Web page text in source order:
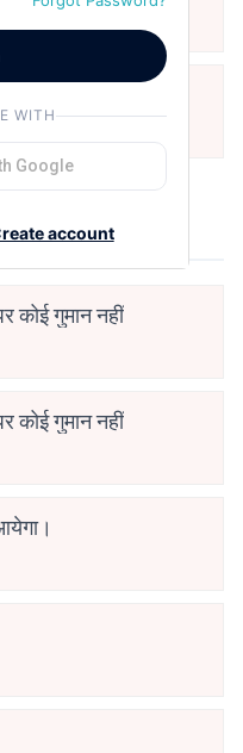
कोई गुमान नहीं
कोई गुमान नहीं
WITH
Google
account